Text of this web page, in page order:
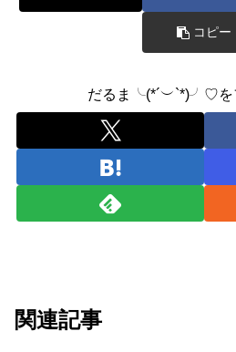
コピー
だるま╰(*´︶`*)╯♡を
関連記事